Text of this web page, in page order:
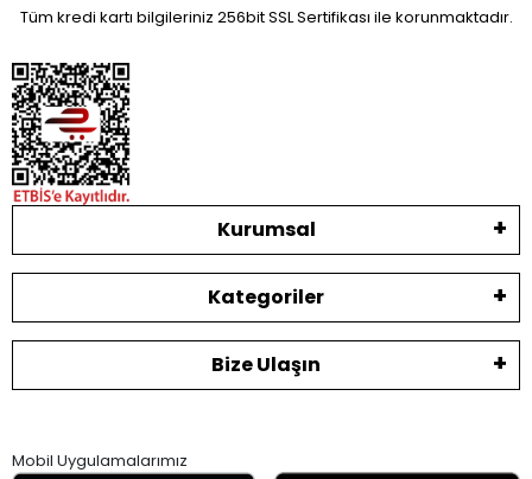
Tüm kredi kartı bilgileriniz 256bit SSL Sertifikası ile korunmaktadır.
Kurumsal
Kategoriler
Bize Ulaşın
Mobil Uygulamalarımız